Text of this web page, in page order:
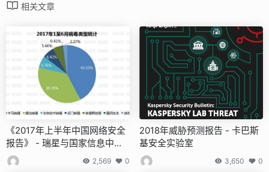
相关文章
《2017年上半年中国网络安全
报告》 - 瑞星与国家信息中心
联合发布
2,569 0
2018年威胁预测报告 - 卡巴斯
基安全实验室
3,650 0